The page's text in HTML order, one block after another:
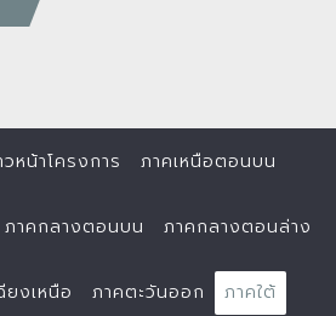
หน้าโครงการ ภาคเหนือตอนบน
ภาคกลางตอนบน ภาคกลางตอนล่าง
ยงเหนือ ภาคตะวันออก ภาคใต้